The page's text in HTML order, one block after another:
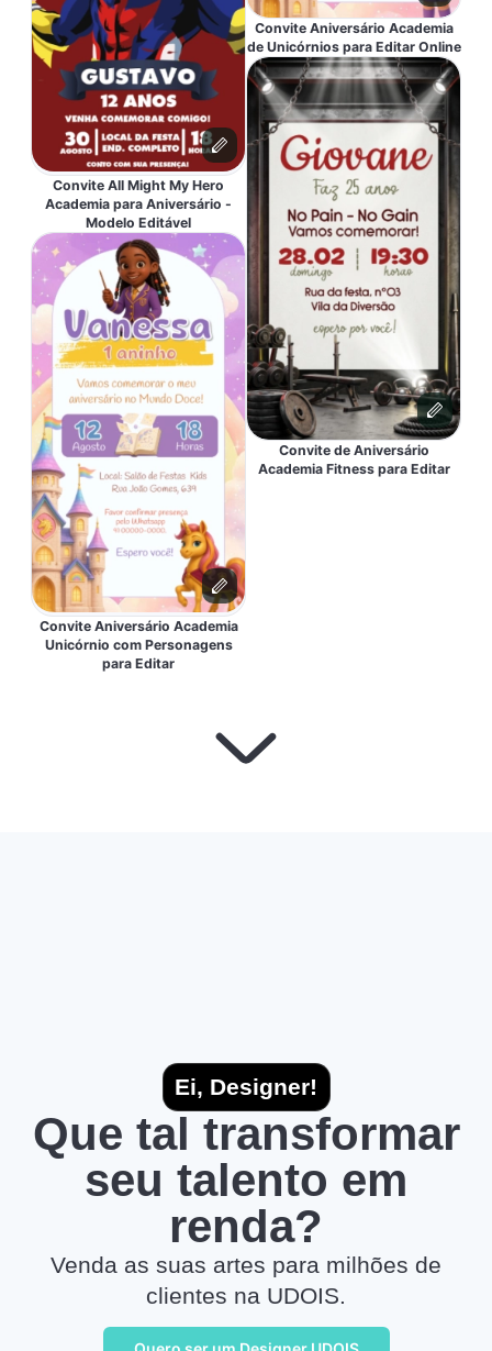
Convite All Might My Hero
Academia para Aniversário -
Modelo Editável
Convite Aniversário Academia
Unicórnio com Personagens
para Editar
Convite Aniversário Academia
de Unicórnios para Editar Online
Convite de Aniversário
Academia Fitness para Editar
Ei, Designer!
Que tal transformar
seu talento em
renda?
Venda as suas artes para milhões de
clientes na UDOIS.